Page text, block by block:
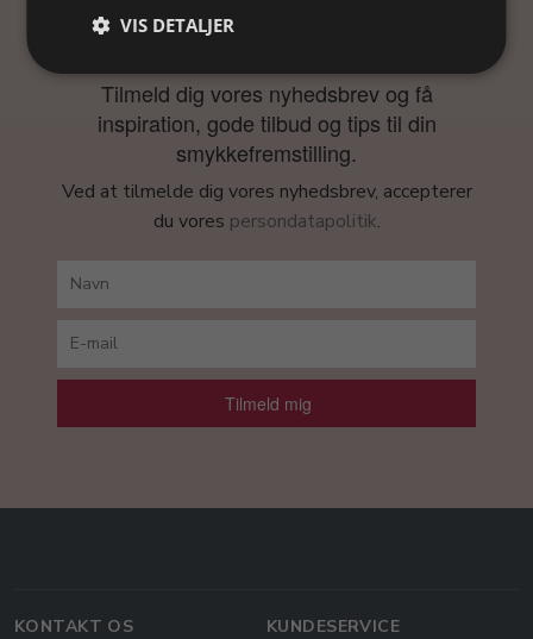
Få inspiration
Tilmeld dig vores nyhedsbrev og få
inspiration, gode tilbud og tips til din
smykkefremstilling.
Ved at tilmelde dig vores nyhedsbrev, accepterer
du vores persondatapolitik.
Tilmeld mig
KONTAKT OS
KUNDESERVICE
VIS DETALJER